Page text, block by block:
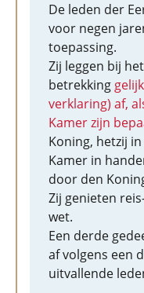
De leden der
voor negen
toepassing.
Zij leggen bij
betrekking
verklaring) af,
Kamer zijn
Koning, hetzij
Kamer in
door den
Zij genieten
wet.
Een derde
af volgens een
uitvallende